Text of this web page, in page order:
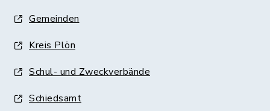
Gemeinden
Kreis Plön
Schul- und Zweckverbände
Schiedsamt